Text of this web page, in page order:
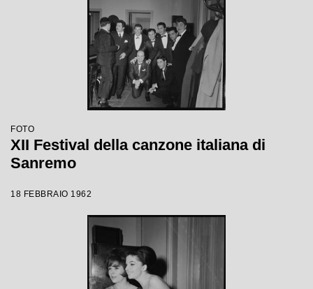
FOTO
XII Festival della canzone italiana di
Sanremo
18 FEBBRAIO 1962